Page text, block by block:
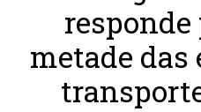
responde
metade das